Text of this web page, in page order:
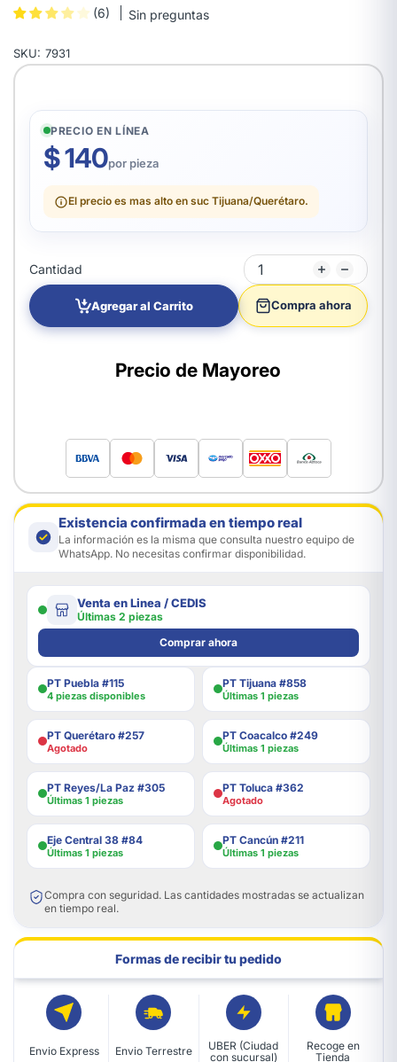
(6) Sin preguntas
SKU: 7931
PRECIO EN LÍNEA
$ 140por pieza
El precio es mas alto en suc Tijuana/Querétaro.
Cantidad
Agregar al Carrito Compra ahora
Precio de Mayoreo
Existencia confirmada en tiempo real
La información es la misma que consulta nuestro equipo de
WhatsApp. No necesitas confirmar disponibilidad.
Venta en Linea / CEDIS
Últimas 2 piezas
Comprar ahora
PT Puebla #115
4 piezas disponibles
PT Tijuana #858
Últimas 1 piezas
PT Querétaro #257
Agotado
PT Coacalco #249
Últimas 1 piezas
PT Reyes/La Paz #305
Últimas 1 piezas
PT Toluca #362
Agotado
Eje Central 38 #84
Últimas 1 piezas
PT Cancún #211
Últimas 1 piezas
Compra con seguridad. Las cantidades mostradas se actualizan
en tiempo real.
Formas de recibir tu pedido
Envio Express
Envio Terrestre
UBER (Ciudad
con sucursal)
Recoge en
Tienda